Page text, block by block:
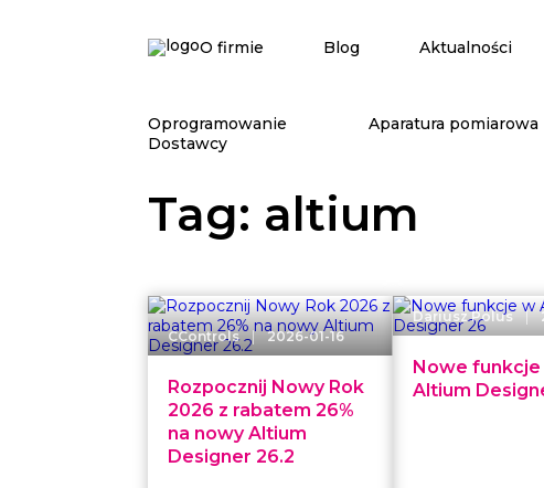
O firmie Blog Aktualności
Oprogramowanie Aparatura pomiarowa
Dostawcy
Tag: altium
CControls | 2026-01-16
Rozpocznij Nowy Rok
2026 z rabatem 26%
na nowy Altium
Designer 26.2
Dariusz Polus |
Nowe funkcje
Altium